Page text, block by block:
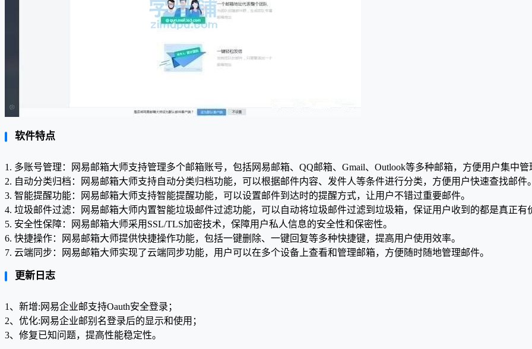
软件特点
1. 多账号管理：网易邮箱大师支持管理多个邮箱账号，包括网易邮箱、QQ邮箱、Gmail、Outlook等多种邮箱，方便用户集中管
2. 自动分类归档：网易邮箱大师支持自动分类归档功能，可以根据邮件内容、发件人等条件进行分类，方便用户快速查找邮件。
3. 智能提醒功能：网易邮箱大师支持智能提醒功能，可以设置邮件到达时的提醒方式，让用户不错过重要邮件。
4. 垃圾邮件过滤：网易邮箱大师内置智能垃圾邮件过滤功能，可以自动将垃圾邮件过滤到垃圾箱，保证用户收到的都是真正有
5. 安全性保障：网易邮箱大师采用SSL/TLS加密技术，保障用户私人信息的安全性和保密性。
6. 快捷操作：网易邮箱大师提供快捷操作功能，包括一键删除、一键回复等多种快捷键，提高用户使用效率。
7. 云端同步：网易邮箱大师实现了云端同步功能，用户可以在多个设备上查看和管理邮箱，方便随时随地管理邮件。
更新日志
1、新增:网易企业邮支持Oauth安全登录；
2、优化:网易企业邮别名登录后的显示和使用；
3、修复已知问题，提高性能稳定性。